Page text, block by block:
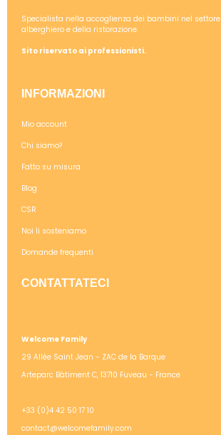
Specialista nella accoglienza dei bambini nel settore
alberghiero e della ristorazione.
Sito riservato ai professionisti.
INFORMAZIONI
Mio account
Chi siamo?
Fatto su misura
Blog
CSR
Noi li sosteniamo
Domande frequenti
CONTATTATECI
Welcome Family
29 Allée Saint Jean - ZAC de la Barque
Arteparc Bâtiment C, 13710 Fuveau - France
+33 (0)4 42 50 17 10
contact@welcomefamily.com